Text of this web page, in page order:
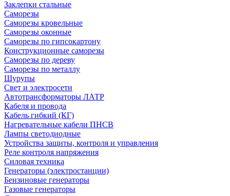
Заклепки стальные
Саморезы
Саморезы кровельные
Саморезы оконные
Саморезы по гипсокартону
Конструкционные саморезы
Саморезы по дереву
Саморезы по металлу
Шурупы
Свет и электросети
Автотрансформаторы ЛАТР
Кабеля и провода
Кабель гибкий (КГ)
Нагревательные кабели ПНСВ
Лампы светодиодные
Устройства защиты, контроля и управления
Реле контроля напряжения
Силовая техника
Генераторы (электростанции)
Бензиновые генераторы
Газовые генераторы